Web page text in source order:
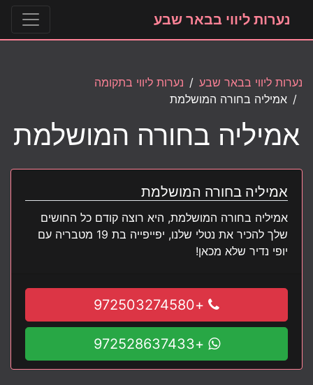
נערות ליווי בבאר שבע
נערות ליווי בבאר שבע
נערות ליווי בתקומה
אמיליה בחורה המושלמת
אמיליה בחורה המושלמת
אמיליה בחורה המושלמת
אמיליה בחורה המושלמת, היא רוצה קודם כל החושים
שלך להכיר את נטלי שלנו, יפייפייה בת 19 מטבריה עם
יופי נדיר שלא מכאן!
+972503274580
+972528637433